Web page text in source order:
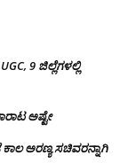
9 ಜಿಲ್ಲೆಗಳಲ್ಲಿ
ಅಷ್ಟೇ
ಅರಣ್ಯ ಸಚಿವರನ್ನಾಗಿ